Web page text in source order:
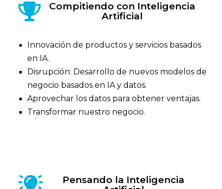
Compitiendo con Inteligencia
Artificial
Innovación de productos y servicios basados ​​
en IA.
Disrupción: Desarrollo de nuevos modelos de
negocio basados ​​en IA y datos.
Aprovechar los datos para obtener ventajas.
Transformar nuestro negocio.
Pensando la Inteligencia